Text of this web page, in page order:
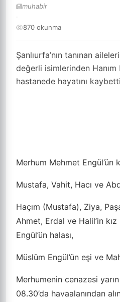
Şanlıurfa’nın tanınan
değerli isimlerinden
hastanede hayatını
muhabir
·
870 okunma
Merhum Mehmet Engül’ün
Mustafa, Vahit, Hacı ve
Haçım (Mustafa), Ziya,
Ahmet, Erdal ve Halil’in
Engül’ün halası,
Müslüm Engül’ün eşi ve
Merhumenin cenazesi
08.30’da havaalanından